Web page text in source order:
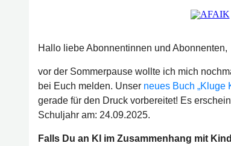
Hallo liebe Abonnentinnen und Abonnenten,
vor der Sommerpause wollte ich mich
bei Euch melden. Unser neues Buch „Kluge
gerade für den Druck vorbereitet! Es
Schuljahr am: 24.09.2025.
Falls Du an KI im Zusammenhang mit